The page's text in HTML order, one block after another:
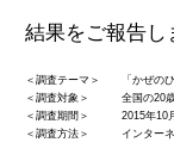
結果をご報告し
＜調査テーマ＞
「かぜの
＜調査対象＞
全国の20
＜調査期間＞
2015年10
＜調査方法＞
インター